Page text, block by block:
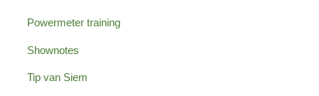
Powermeter training
Shownotes
Tip van Siem